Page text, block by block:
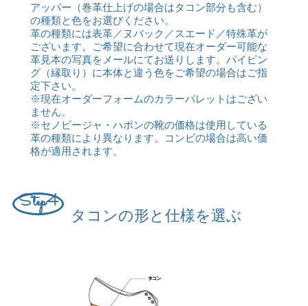
アッパー（巻革仕上げの場合はタコン部分も含む）
の種類と色をお選びください。
革の種類には表革／ヌバック／スエード／特殊革が
ございます。ご希望に合わせて現在オーダー可能な
革見本の写真をメールにてお送りします。 パイピン
グ（縁取り）に本体と違う色をご希望の場合はご指
定下さい。
※現在オーダーフォームのカラーパレットはござい
ません。
※セノビージャ・ハポンの靴の価格は使用している
革の種類により異なります。コンビの場合は高い価
格が適用されます。
Step4
タコンの形と仕様を選ぶ